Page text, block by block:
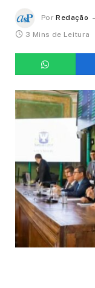
Por Redação
3 Mins de Leitura